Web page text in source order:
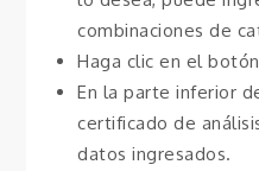
combinaciones de
Haga clic en el
En la parte inferior
certificado de
datos ingresados.